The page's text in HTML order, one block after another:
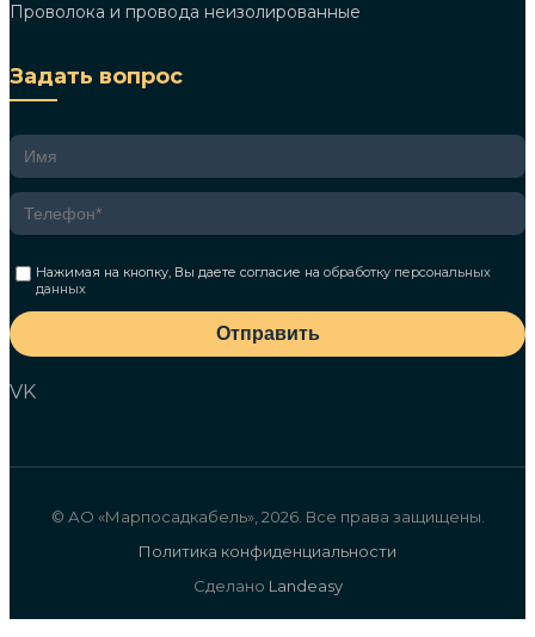
Проволока и провода неизолированные
Задать вопрос
Нажимая на кнопку, Вы даете согласие наобработку персональных
данных
Отправить
VK
© АО «Марпосадкабель», 2026. Все права защищены.
Политика конфиденциальности
Сделано Landeasy